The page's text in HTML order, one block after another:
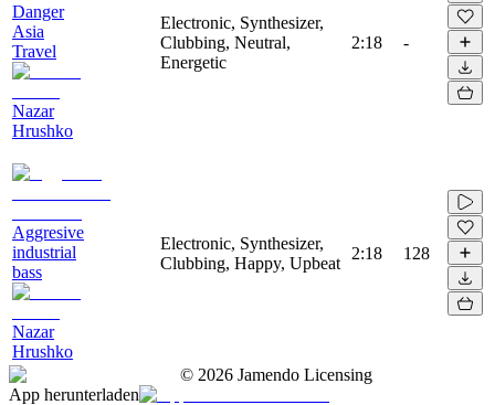
Danger
Asia
Travel
Nazar
Hrushko
Electronic, Synthesizer,
Clubbing, Neutral,
Energetic
2:18 -
Aggresive
industrial
bass
Nazar
Hrushko
Electronic, Synthesizer,
Clubbing, Happy, Upbeat
2:18 128
© 2026 Jamendo Licensing
App herunterladen